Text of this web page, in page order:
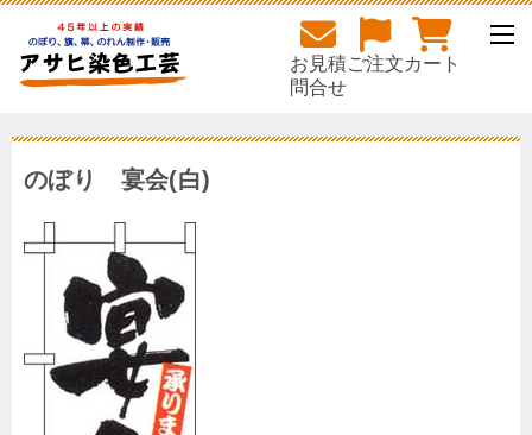
お見積
問合せ
ご注文カート
のぼり 宴会(白)